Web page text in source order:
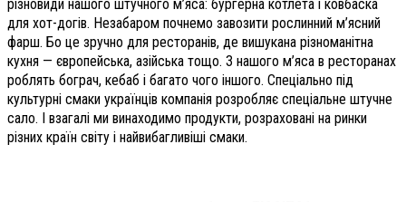
різновиди нашого штучного м’яса: бургерна котлета і ковбаска
для хот-догів. Незабаром почнемо завозити рослинний м’ясний
фарш. Бо це зручно для ресторанів, де вишукана різноманітна
кухня — європейська, азійська тощо. З нашого м’яса в ресторанах
роблять бограч, кебаб і багато чого іншого. Спеціально під
культурні смаки українців компанія розробляє спеціальне штучне
сало. І взагалі ми винаходимо продукти, розраховані на ринки
різних країн світу і найвибагливіші смаки.